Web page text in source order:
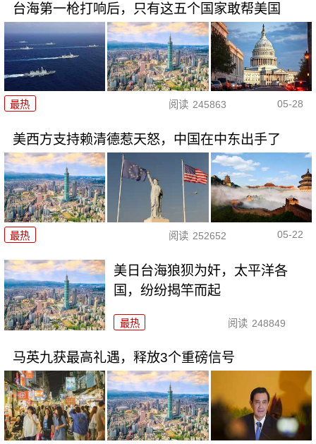
台海第一枪打响后，只有这五个国家敢帮美国
最热 阅读 245863 05-28
美西方支持赖清德惹天怒，中国在中东出手了
最热 阅读 252652 05-22
美日台海狼狈为奸，太平洋各
国，纷纷揭竿而起
最热 阅读 248849
马英九获最高礼遇，释放3个重磅信号